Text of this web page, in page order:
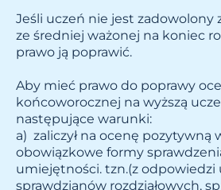
Jeśli uczeń nie jest zadowolony
ze średniej ważonej na koniec
prawo ją poprawić.
Aby mieć prawo do poprawy
końcoworocznej na wyższą
następujące warunki:
a) zaliczył na ocenę pozytywną
obowiązkowe formy
umiejętności. tzn.(z odpowiedzi
sprawdzianów rozdziałowych,